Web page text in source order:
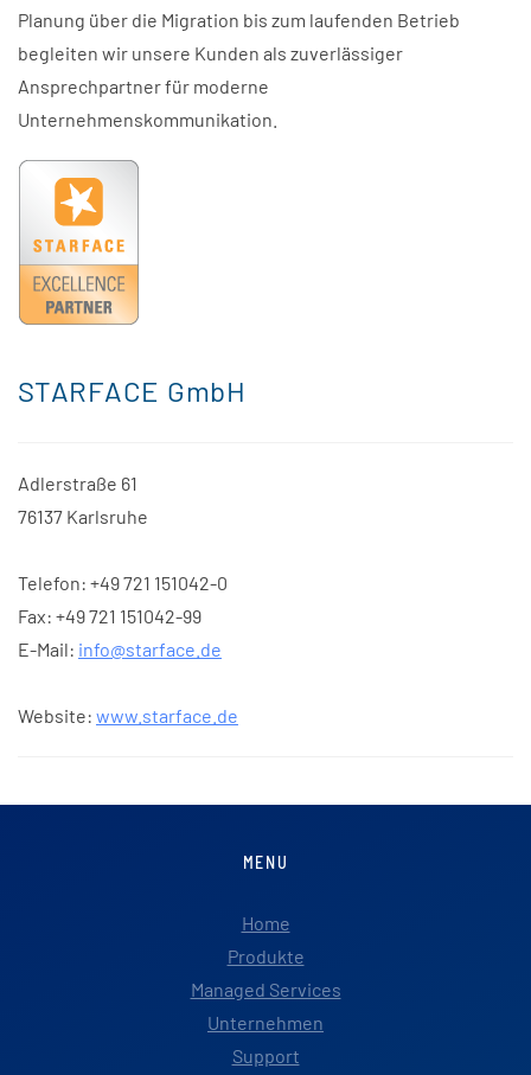
Planung über die Migration bis zum laufenden Betrieb
begleiten wir unsere Kunden als zuverlässiger
Ansprechpartner für moderne
Unternehmenskommunikation.
STARFACE GmbH
Adlerstraße 61
76137 Karlsruhe
Telefon: +49 721 151042-0
Fax: +49 721 151042-99
E-Mail: info@starface.de
Website: www.starface.de
MENU
Home
Produkte
Managed Services
Unternehmen
Support